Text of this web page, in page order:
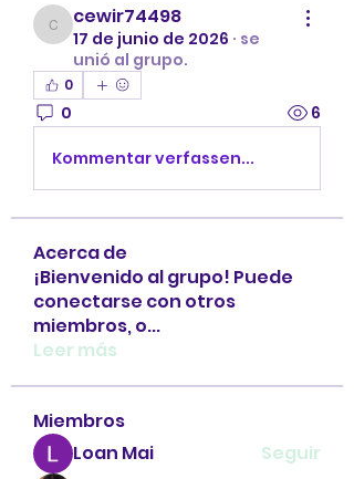
cewir74498
cewir74498
17 de junio de 2026 · se
unió al grupo.
0
0 6
Kommentar verfassen...
Acerca de
¡Bienvenido al grupo! Puede
conectarse con otros
miembros, o...
Leer más
Miembros
Loan Mai
Seguir